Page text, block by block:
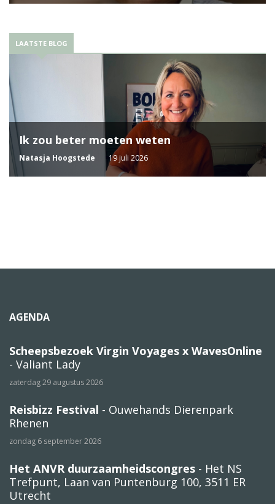
LAATSTE BLOG
Ik zou beter moeten weten
Natasja Hoogstede 19 juli 2026
AGENDA
Scheepsbezoek Virgin Voyages x WavesOnline
- Valiant Lady
zaterdag 29 augustus 2026
Reisbizz Festival - Ouwehands Dierenpark
Rhenen
zondag 6 september 2026
Het ANVR duurzaamheidscongres - Het NS
Trefpunt, Laan van Puntenburg 100, 3511 ER
Utrecht